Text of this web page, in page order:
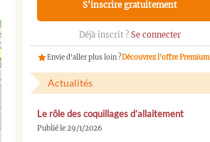
S'inscrire gratuitement
Déjà inscrit ? Se connecter
Envie d'aller plus loin ?Découvrez l'offre Premium
Actualités
Le rôle des coquillages d’allaitement
Publié le 29/1/2026